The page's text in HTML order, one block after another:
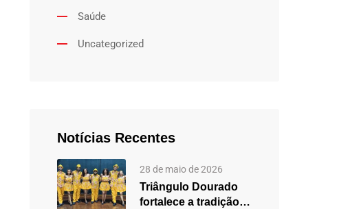
Saúde
Uncategorized
Notícias Recentes
28 de maio de 2026
Triângulo Dourado
fortalece a tradição